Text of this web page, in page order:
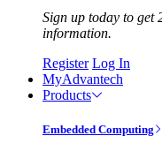
Sign up today to get
information.
Register Log In
MyAdvantech
Products
Embedded Computing